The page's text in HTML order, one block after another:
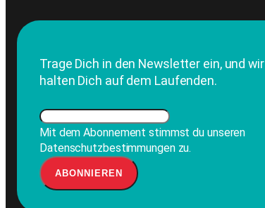
Trage Dich in den Newsletter ein, und wir
halten Dich auf dem Laufenden.
Mit dem Abonnement stimmst du unseren
Datenschutzbestimmungen zu.